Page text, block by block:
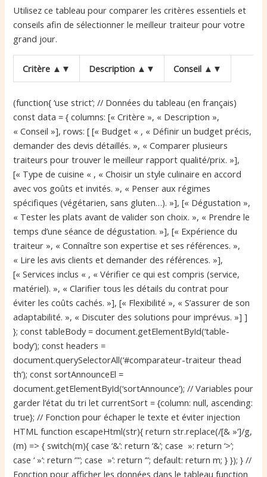
Utilisez ce tableau pour comparer les critères essentiels et
conseils afin de sélectionner le meilleur traiteur pour votre
grand jour.
Critère ▲▼ Description ▲▼ Conseil ▲▼
(function{ ‘use strict’; // Données du tableau (en français)
const data = { columns: [« Critère », « Description »,
« Conseil »], rows: [ [« Budget « , « Définir un budget précis,
demander des devis détaillés. », « Comparer plusieurs
traiteurs pour trouver le meilleur rapport qualité/prix. »],
[« Type de cuisine « , « Choisir un style culinaire en accord
avec vos goûts et invités. », « Penser aux régimes
spécifiques (végétarien, sans gluten…). »], [« Dégustation »,
« Tester les plats avant de valider son choix. », « Prendre le
temps d’une séance de dégustation. »], [« Expérience du
traiteur », « Connaître son expertise et ses références. »,
« Lire les avis clients et demander des références. »],
[« Services inclus « , « Vérifier ce qui est compris (service,
matériel). », « Clarifier tous les détails du contrat pour
éviter les coûts cachés. »], [« Flexibilité », « S’assurer de son
adaptabilité. », « Discuter des solutions pour imprévus. »] ]
}; const tableBody = document.getElementById(‘table-
body’); const headers =
document.querySelectorAll(‘#comparateur-traiteur thead
th’); const sortAnnounceEl =
document.getElementById(‘sortAnnounce’); // Variables pour
garder l’état du tri let currentSort = {column: null, ascending:
true}; // Fonction pour échaper le texte et éviter injection
HTML function escapeHtml(str){ return str.replace(/[& »‘]/g,
(m) => { switch(m){ case ‘&’: return ‘&’; case »: return ‘>’;
case ‘ »‘: return ‘"’; case »’: return ‘'’; default: return m; } }); } //
Fonction pour afficher les données dans le tableau function